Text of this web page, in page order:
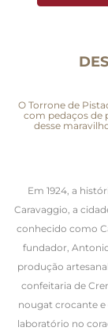
O Torrone de
com pedaços de
desse
Em 1924, a
Caravaggio, a
conhecido como
fundador,
produção
confeitaria de
nougat crocante
laboratório no